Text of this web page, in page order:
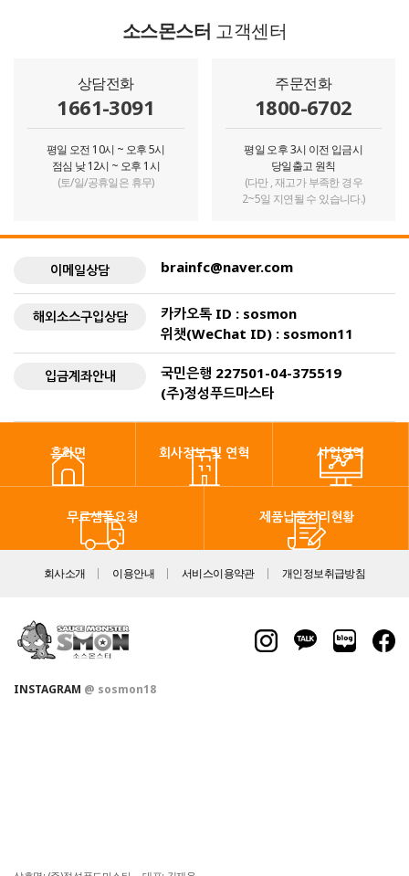
소스몬스터 고객센터
상담전화
1661-3091
평일 오전 10시 ~ 오후 5시
점심 낮 12시 ~ 오후 1시
(토/일/공휴일은 휴무)
주문전화
1800-6702
평일 오후 3시 이전 입금시
당일출고 원칙
(다만 , 재고가 부족한 경우
2~5일 지연될 수 있습니다.)
이메일상담 brainfc@naver.com
해외소스구입상담
카카오톡 ID : sosmon
위챗(WeChat ID) : sosmon11
입금계좌안내
국민은행 227501-04-375519
(주)정성푸드마스타
홈화면 회사정보 및 연혁 사업영역
무료샘플요청 제품납품처리현황
회사소개 이용안내 서비스이용약관 개인정보취급방침
INSTAGRAM @ sosmon18